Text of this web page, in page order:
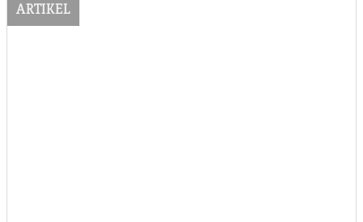
ARTIKEL